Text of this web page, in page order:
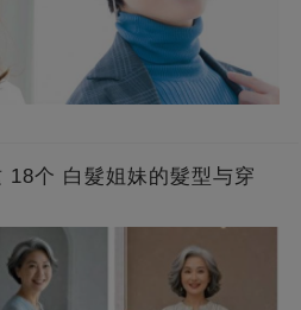
18个 白髮姐妹的髮型与穿